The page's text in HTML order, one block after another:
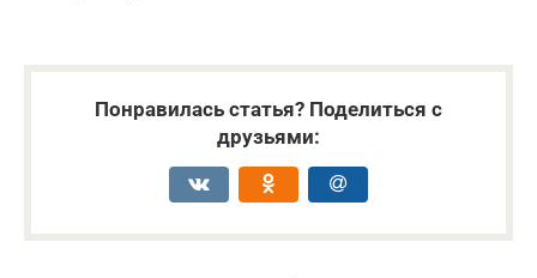
Понравилась статья? Поделиться с
друзьями: